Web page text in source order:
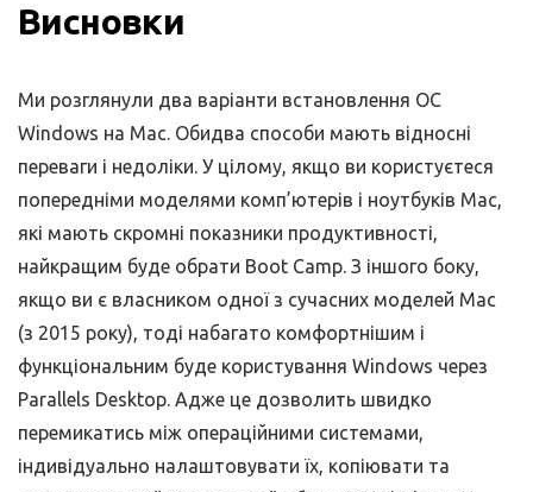
Висновки
Ми розглянули два варіанти встановлення ОС
Windows на Mac. Обидва способи мають відносні
переваги і недоліки. У цілому, якщо ви користуєтеся
попередніми моделями комп’ютерів і ноутбуків Mac,
які мають скромні показники продуктивності,
найкращим буде обрати Boot Camp. З іншого боку,
якщо ви є власником одної з сучасних моделей Mac
(з 2015 року), тоді набагато комфортнішим і
функціональним буде користування Windows через
Parallels Desktop. Адже це дозволить швидко
перемикатись між операційними системами,
індивідуально налаштовувати їх, копіювати та